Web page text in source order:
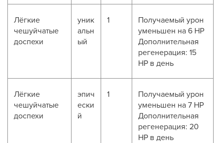
Лёгкие
чешуйчатые
доспехи
уник
альн
ый
1
Получаемый урон
уменьшен на 6 HP
Дополнительная
регенерация: 15
HP в день
Лёгкие
чешуйчатые
доспехи
эпич
ески
й
1
Получаемый урон
уменьшен на 7 HP
Дополнительная
регенерация: 20
HP в день